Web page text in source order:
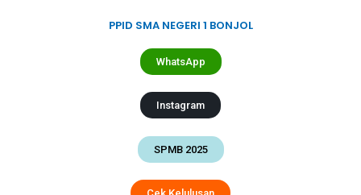
PPID SMA NEGERI 1 BONJOL
WhatsApp
Instagram
SPMB 2025